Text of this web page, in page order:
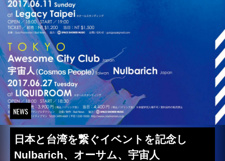
NEWS
日本と台湾を繋ぐイベントを記念し
Nulbarich、オーサム、宇宙人